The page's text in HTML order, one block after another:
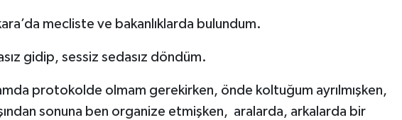
mecliste ve bakanlıklarda bulundum.
gidip, sessiz sedasız döndüm.
protokolde olmam gerekirken, önde koltuğum ayrılmışken,
sonuna ben organize etmişken, aralarda, arkalarda bir